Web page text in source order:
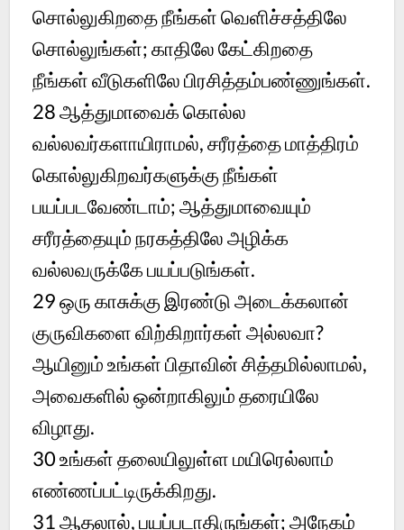
சொல்லுகிறதை நீங்கள் வெளிச்சத்திலே
சொல்லுங்கள்; காதிலே கேட்கிறதை
நீங்கள் வீடுகளிலே பிரசித்தம்பண்ணுங்கள்.
28ஆத்துமாவைக் கொல்ல
வல்லவர்களாயிராமல், சரீரத்தை மாத்திரம்
கொல்லுகிறவர்களுக்கு நீங்கள்
பயப்படவேண்டாம்; ஆத்துமாவையும்
சரீரத்தையும் நரகத்திலே அழிக்க
வல்லவருக்கே பயப்படுங்கள்.
29ஒரு காசுக்கு இரண்டு அடைக்கலான்
குருவிகளை விற்கிறார்கள் அல்லவா?
ஆயினும் உங்கள் பிதாவின் சித்தமில்லாமல்,
அவைகளில் ஒன்றாகிலும் தரையிலே
விழாது.
30உங்கள் தலையிலுள்ள மயிரெல்லாம்
எண்ணப்பட்டிருக்கிறது.
31ஆதலால், பயப்படாதிருங்கள்; அநேகம்